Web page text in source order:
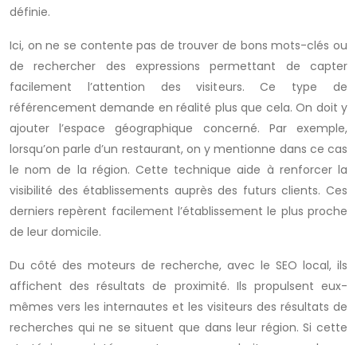
définie.
Ici, on ne se contente pas de trouver de bons mots-clés ou
de rechercher des expressions permettant de capter
facilement l’attention des visiteurs. Ce type de
référencement demande en réalité plus que cela. On doit y
ajouter l’espace géographique concerné. Par exemple,
lorsqu’on parle d’un restaurant, on y mentionne dans ce cas
le nom de la région. Cette technique aide à renforcer la
visibilité des établissements auprès des futurs clients. Ces
derniers repèrent facilement l’établissement le plus proche
de leur domicile.
Du côté des moteurs de recherche, avec le SEO local, ils
affichent des résultats de proximité. Ils propulsent eux-
mêmes vers les internautes et les visiteurs des résultats de
recherches qui ne se situent que dans leur région. Si cette